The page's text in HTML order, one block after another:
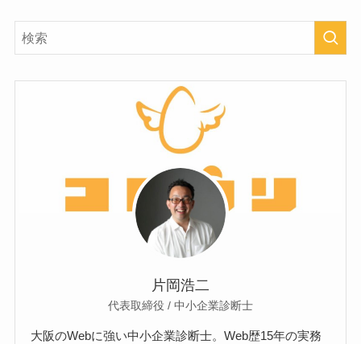
片岡浩二
代表取締役 / 中小企業診断士
大阪のWebに強い中小企業診断士。Web歴15年の実務